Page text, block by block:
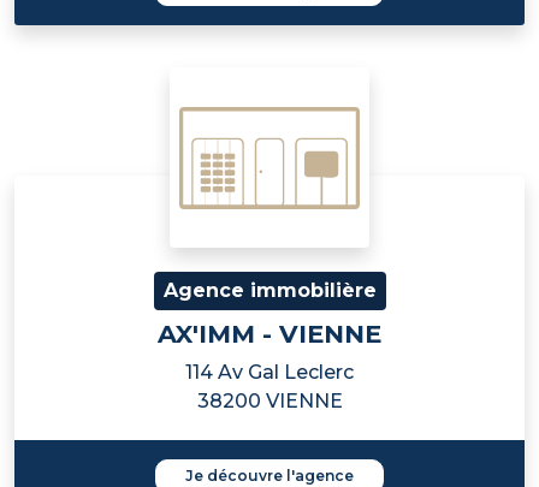
Agence immobilière
AX'IMM - VIENNE
114 Av Gal Leclerc
38200 VIENNE
Je découvre l'agence